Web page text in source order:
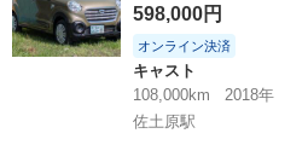
598,000円
オンライン決済
キャスト
108,000km
2018年
佐土原駅